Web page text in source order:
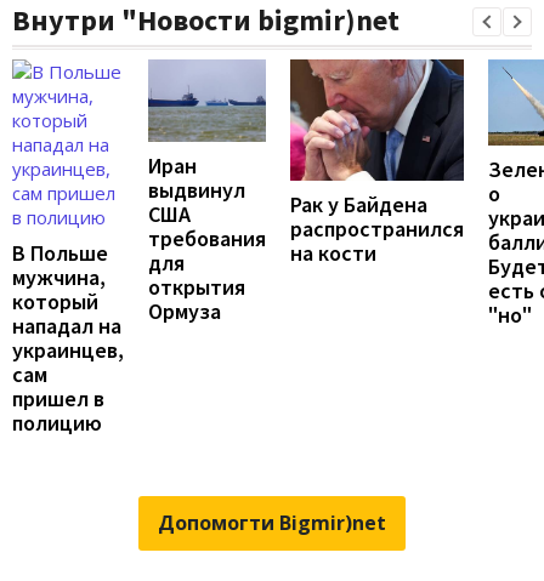
Внутри "Новости bigmir)net
В Польше
мужчина,
который
нападал на
украинцев,
сам
пришел в
полицию
Иран
выдвинул
США
требования
для
открытия
Ормуза
Рак у Байдена
распространился
на кости
о
есть
"но"
Допомогти Bigmir)net